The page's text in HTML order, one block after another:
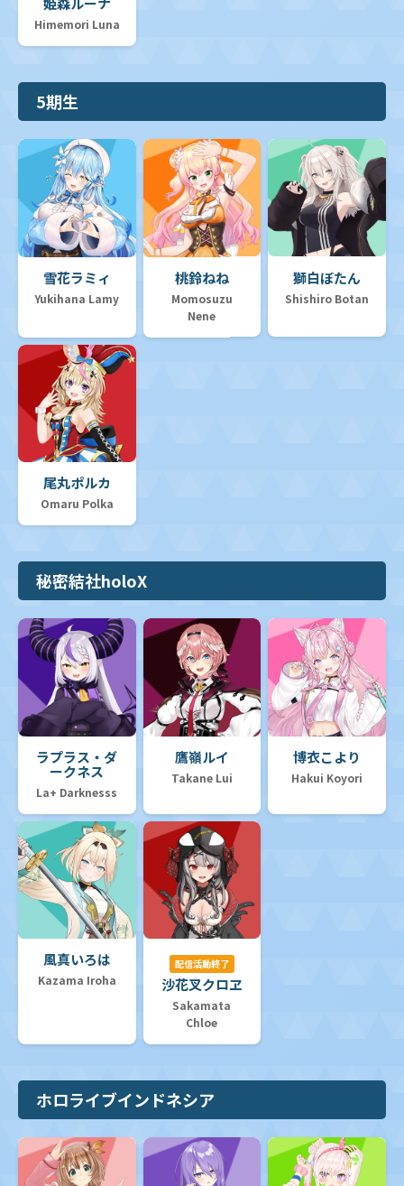
Himemori Luna
5期生
雪花ラミィ
Yukihana Lamy
桃鈴ねね
Momosuzu
Nene
獅白ぼたん
Shishiro Botan
尾丸ポルカ
Omaru Polka
秘密結社holoX
ラプラス・ダ
ークネス
La+ Darknesss
鷹嶺ルイ
Takane Lui
博衣こより
Hakui Koyori
風真いろは
Kazama Iroha
配信活動終了
沙花叉クロヱ
Sakamata
Chloe
ホロライブインドネシア